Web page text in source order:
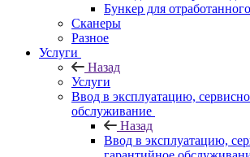
Бункер для
Сканеры
Разное
Услуги
Назад
Услуги
Ввод в эксплуатацию,
обслуживание
Назад
Ввод в эксплуатацию,